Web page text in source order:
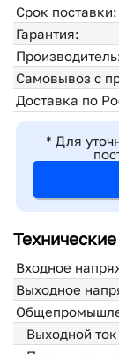
Срок поставки:
Гарантия:
Самовывоз с
Доставка по
* Для
Входное
Выходное
Выходной